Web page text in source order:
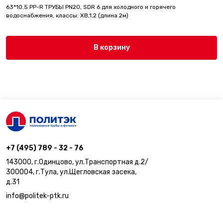
63*10.5 PP-R ТРУБЫ PN20, SDR 6 для холодного и горячего
водоснабжения, классы: ХВ,1,2 (длина 2м)
В корзину
+7 (495) 789 - 32 - 76
143000, г.Одинцово, ул.Транспортная д.2/
300004, г.Тула, ул.Щегловская засека,
д.31
info@politek-ptk.ru